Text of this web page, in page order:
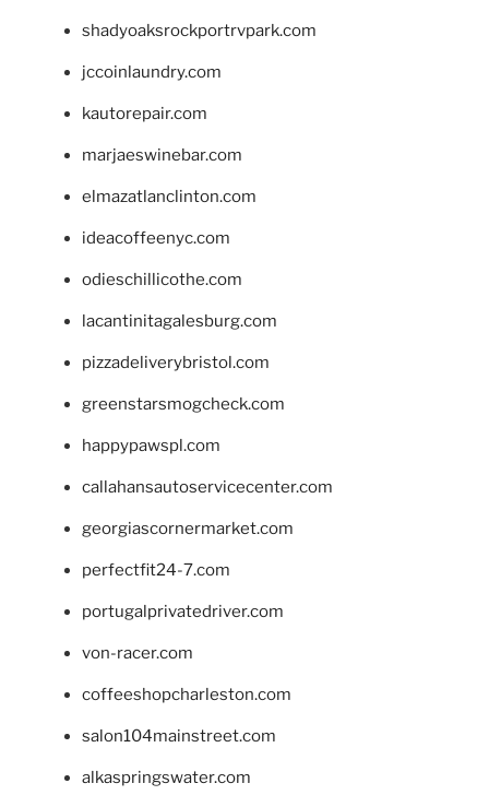
shadyoaksrockportrvpark.com
jccoinlaundry.com
kautorepair.com
marjaeswinebar.com
elmazatlanclinton.com
ideacoffeenyc.com
odieschillicothe.com
lacantinitagalesburg.com
pizzadeliverybristol.com
greenstarsmogcheck.com
happypawspl.com
callahansautoservicecenter.com
georgiascornermarket.com
perfectfit24-7.com
portugalprivatedriver.com
von-racer.com
coffeeshopcharleston.com
salon104mainstreet.com
alkaspringswater.com